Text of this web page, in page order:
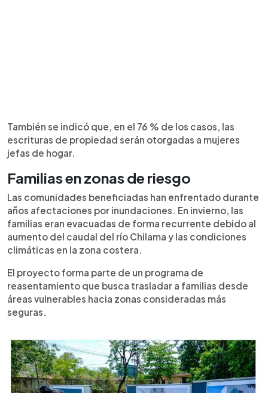
También se indicó que, en el 76 % de los casos, las
escrituras de propiedad serán otorgadas a mujeres
jefas de hogar.
Familias en zonas de riesgo
Las comunidades beneficiadas han enfrentado durante
años afectaciones por inundaciones. En invierno, las
familias eran evacuadas de forma recurrente debido al
aumento del caudal del río Chilama y las condiciones
climáticas en la zona costera.
El proyecto forma parte de un programa de
reasentamiento que busca trasladar a familias desde
áreas vulnerables hacia zonas consideradas más
seguras.